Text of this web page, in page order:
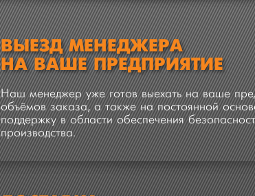
ВЫЕЗД МЕНЕДЖЕРА
НА ВАШЕ ПРЕДПРИЯТИЕ
Наш менеджер уже готов выехать на ваше
объёмов заказа, а также на постоянной
поддержку в области обеспечения
производства.